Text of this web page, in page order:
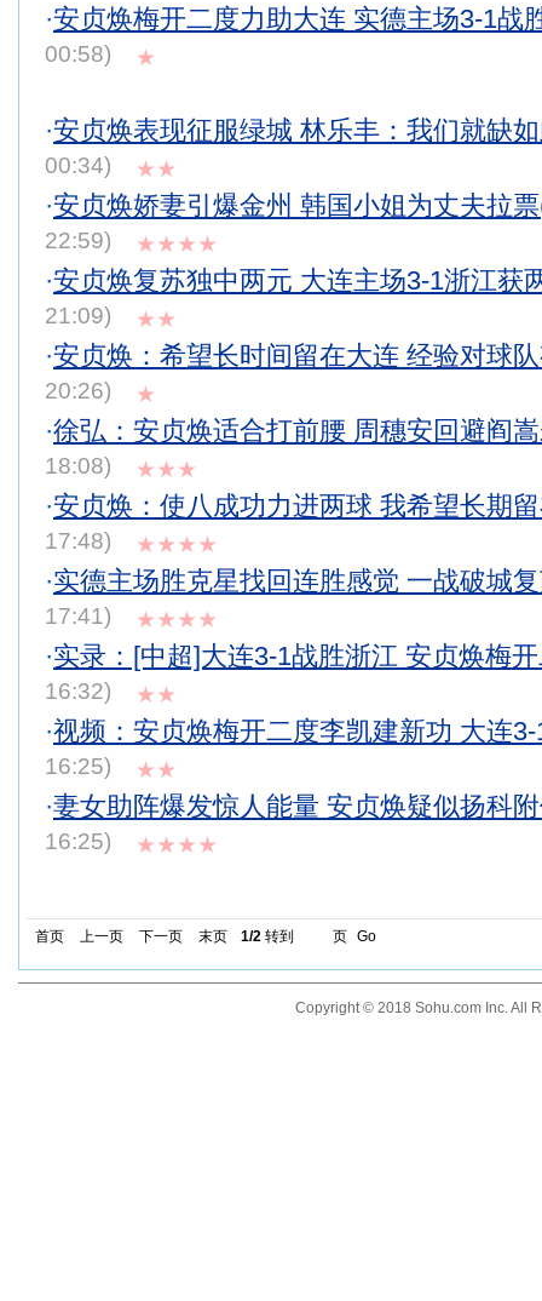
·安贞焕梅开二度力助大连 实德主场3-1战
00:58)
★
·安贞焕表现征服绿城 林乐丰：我们就缺
00:34)
★★
·安贞焕娇妻引爆金州 韩国小姐为丈夫拉
22:59)
★★★★
·安贞焕复苏独中两元 大连主场3-1浙江获
21:09)
★★
·安贞焕：希望长时间留在大连 经验对球
20:26)
★
·徐弘：安贞焕适合打前腰 周穗安回避阎
18:08)
★★★
·安贞焕：使八成功力进两球 我希望长期
17:48)
★★★★
·实德主场胜克星找回连胜感觉 一战破城
17:41)
★★★★
·实录：[中超]大连3-1战胜浙江 安贞焕梅
16:32)
★★
·视频：安贞焕梅开二度李凯建新功 大连
16:25)
★★
·妻女助阵爆发惊人能量 安贞焕疑似扬科
16:25)
★★★★
首页 上一页 下一页 末页 1/2 转到 页 Go
Copyright © 2018 Sohu.com Inc. All